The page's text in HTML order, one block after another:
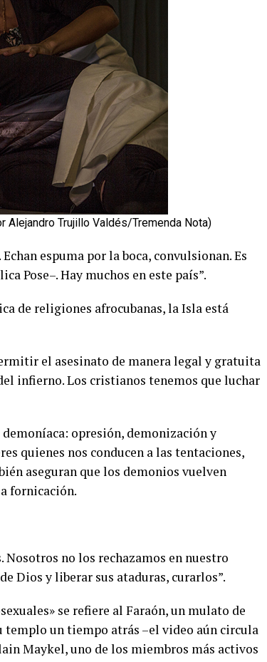
Alejandro Trujillo Valdés/Tremenda Nota)
espuma por la boca, convulsionan. Es
Pose–. Hay muchos en este país”.
de religiones afrocubanas, la Isla está
el asesinato de manera legal y gratuita
infierno. Los cristianos tenemos que luchar
opresión, demonización y
quienes nos conducen a las tentaciones,
aseguran que los demonios vuelven
fornicación.
Nosotros no los rechazamos en nuestro
Dios y liberar sus ataduras, curarlos”.
se refiere al Faraón, un mulato de
templo un tiempo atrás –el video aún circula
Maykel, uno de los miembros más activos